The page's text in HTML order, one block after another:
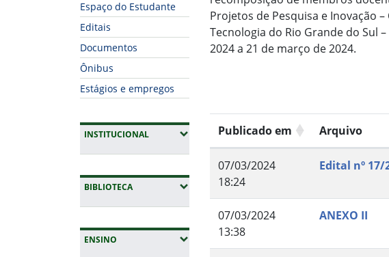
Espaço do Estudante
Editais
Documentos
Ônibus
Estágios e empregos
INSTITUCIONAL(EXPANDIR SUBMENUS)
BIBLIOTECA(EXPANDIR SUBMENUS)
ENSINO (EXPANDIR SUBMENUS)
Projetos de Pesquisa e Inovação
Tecnologia do Rio Grande do Sul –
2024 a 21 de março de 2024.
Publicado em Arquivo
07/03/2024
18:24
Edital nº 17/
07/03/2024
13:38
ANEXO II